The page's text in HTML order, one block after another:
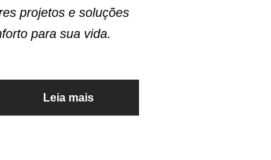
projetos e soluções
para sua vida.
Leia mais